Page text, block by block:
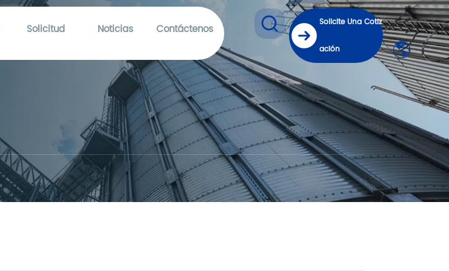
Solicitud Noticias Contáctenos Solicite Una Cotiz
ación